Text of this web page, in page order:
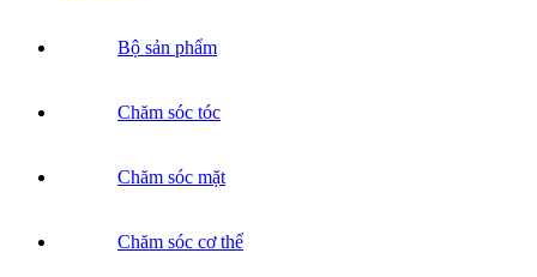
Bộ sản phẩm
Chăm sóc tóc
Chăm sóc mặt
Chăm sóc cơ thể